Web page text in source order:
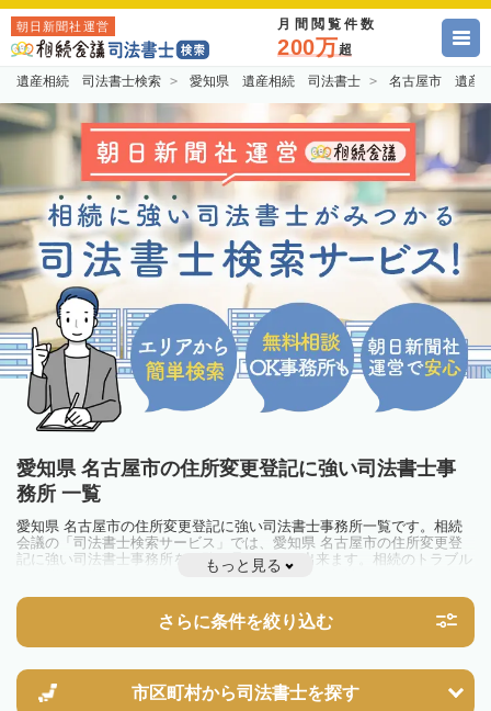
朝日新聞社運営 月間閲覧件数
200万超
遺産相続 司法書士検索 愛知県 遺産相続 司法書士 名古屋市 遺産
愛知県 名古屋市の住所変更登記に強い司法書士事
務所 一覧
愛知県 名古屋市の住所変更登記に強い司法書士事務所一覧です。相続
会議の「司法書士検索サービス」では、愛知県 名古屋市の住所変更登
記に強い司法書士事務所を一覧で見ることが出来ます。相続のトラブル
やお悩みを抱えている方は一度近隣の司法書士に相談してみましょう。
もっと見る
さらに条件を絞り込む
市区町村から司法書士を探す